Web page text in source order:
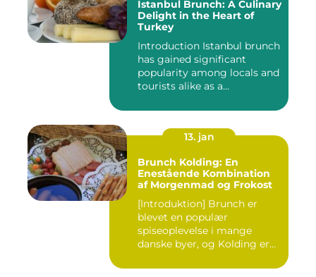
Istanbul Brunch: A Culinary
Delight in the Heart of
Turkey
Introduction Istanbul brunch
has gained significant
popularity among locals and
tourists alike as a...
13. jan
Brunch Kolding: En
Enestående Kombination
af Morgenmad og Frokost
[Introduktion] Brunch er
blevet en populær
spiseoplevelse i mange
danske byer, og Kolding er